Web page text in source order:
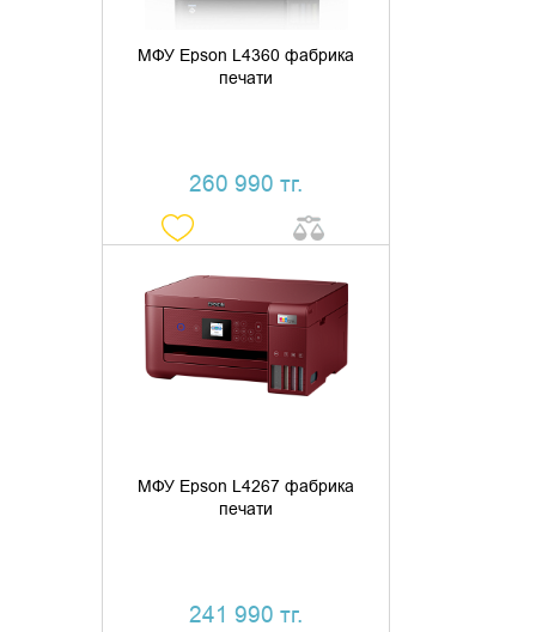
МФУ Epson L4360 фабрика
печати
260 990 тг.
МФУ Epson L4267 фабрика
печати
241 990 тг.
ДОБАВИТЬ В КОРЗИНУ
КУПИТЬ В 1 КЛИК